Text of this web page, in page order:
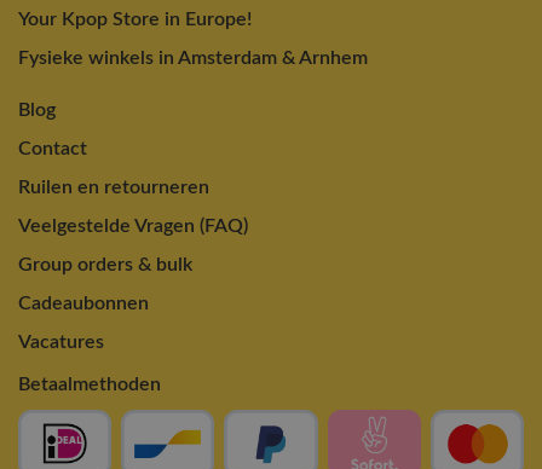
Your Kpop Store in Europe!
Fysieke winkels in Amsterdam & Arnhem
Blog
Contact
Ruilen en retourneren
Veelgestelde Vragen (FAQ)
Group orders & bulk
Cadeaubonnen
Vacatures
Betaalmethoden